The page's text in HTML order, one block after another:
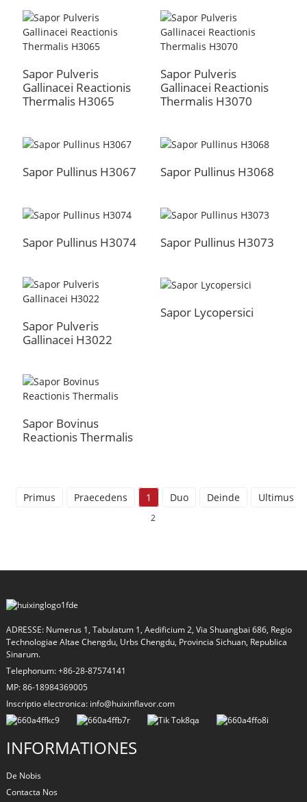
Sapor Pulveris
Gallinacei Reactionis
Thermalis H3065
Sapor Pulveris
Gallinacei Reactionis
Thermalis H3070
Sapor Pullinus H3067 Sapor Pullinus H3068
Sapor Pullinus H3074 Sapor Pullinus H3073
Sapor Pulveris
Gallinacei H3022
Sapor Lycopersici
Sapor Bovinus
Reactionis Thermalis
Primus Praecedens 1 Duo Deinde Ultimus
2
ADRESSE: Numerus 1, Tabulatum 1, Aedificium 2, Via Shuangbai 686, Regio
Technologiae Altae Chengdu, Urbs Chengdu, Provincia Sichuan, Republica
Sinarum.
Telephonum: +86-28-87574141
MP: 86-18984369005
Inscriptio electronica: info@huixinflavor.com
INFORMATIONES
De Nobis
Contacta Nos